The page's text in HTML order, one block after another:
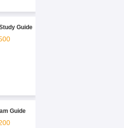
Guide
Guide